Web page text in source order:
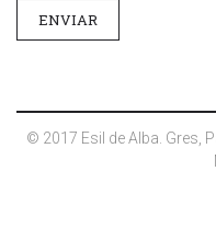
© 2017 Esil de Alba. Gres,